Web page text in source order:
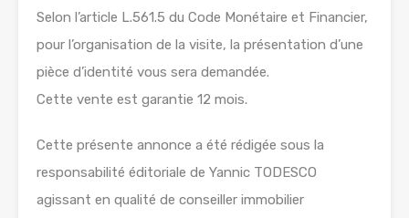
Selon l’article L.561.5 du Code Monétaire et Financier,
pour l’organisation de la visite, la présentation d’une
pièce d’identité vous sera demandée.
Cette vente est garantie 12 mois.
Cette présente annonce a été rédigée sous la
responsabilité éditoriale de Yannic TODESCO
agissant en qualité de conseiller immobilier